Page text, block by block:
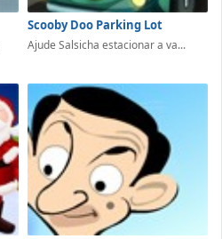
Scooby Doo Parking Lot
Ajude Salsicha estacionar a va...